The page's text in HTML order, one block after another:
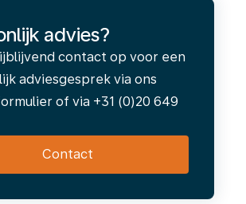
advies?
contact op voor een
adviesgesprek via ons
of via +31 (0)20 649
Contact